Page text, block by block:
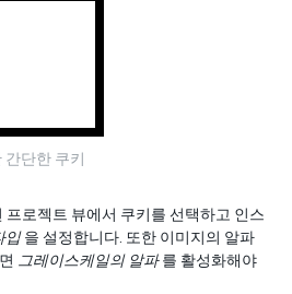
간단한 쿠키
로젝트 뷰에서 쿠키를 선택하고 인스
입을 설정합니다. 또한 이미지의 알파
그레이스케일의 알파를 활성화해야